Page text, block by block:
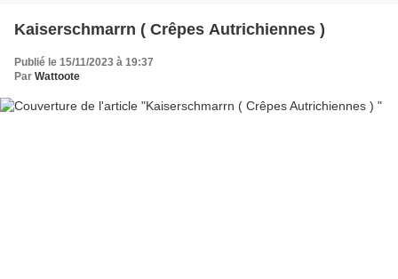
Kaiserschmarrn ( Crêpes Autrichiennes )
Publié le 15/11/2023 à 19:37
Par Wattoote